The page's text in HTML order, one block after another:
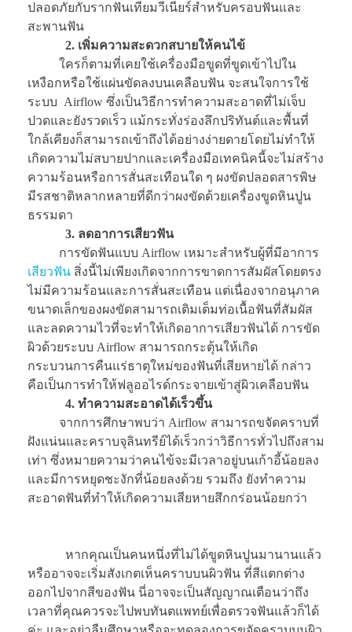
ปลอดภัยกับรากฟันเทียมวีเนียร์สำหรับครอบฟันและ
สะพานฟัน
2. เพิ่มความสะดวกสบายให้คนไข้
ใครก็ตามที่เคยใช้เครื่องมือขูดที่ขูดเข้าไปใน
เหงือกหรือใช้แผ่นขัดลงบนเคลือบฟัน จะสนใจการใช้
ระบบ Airflow ซึ่งเป็นวิธีการทำความสะอาดที่ไม่เจ็บ
ปวดและยังรวดเร็ว แม้กระทั่งร่องลึกปริทันต์และพื้นที่
ใกล้เคียงก็สามารถเข้าถึงได้อย่างง่ายดายโดยไม่ทำให้
เกิดความไม่สบายปากและเครื่องมือเทคนิคนี้จะไม่สร้าง
ความร้อนหรือการสั่นสะเทือนใด ๆ ผงขัดปลอดสารพิษ
มีรสชาติหลากหลายที่ดีกว่าผงขัดด้วยเครื่องขูดหินปูน
ธรรมดา
3. ลดอาการเสียวฟัน
การขัดฟันแบบ Airflow เหมาะสำหรับผู้ที่มีอาการ
เสียวฟัน สิ่งนี้ไม่เพียงเกิดจากการขาดการสัมผัสโดยตรง
ไม่มีความร้อนและการสั่นสะเทือน แต่เนื่องจากอนุภาค
ขนาดเล็กของผงขัดสามารถเติมเต็มท่อเนื้อฟันที่สัมผัส
และลดความไวที่จะทำให้เกิดอาการเสียวฟันได้ การขัด
ผิวด้วยระบบ Airflow สามารถกระตุ้นให้เกิด
กระบวนการคืนแร่ธาตุใหม่ของฟันที่เสียหายได้ กล่าว
คือเป็นการทำให้ฟลูออไรด์กระจายเข้าสู่ผิวเคลือบฟัน
4. ทำความสะอาดได้เร็วขึ้น
จากการศึกษาพบว่า Airflow สามารถขจัดคราบที่
ฝังแน่นและคราบจุลินทรีย์ได้เร็วกว่าวิธีการทั่วไปถึงสาม
เท่า ซึ่งหมายความว่าคนไข้จะมีเวลาอยู่บนเก้าอี้น้อยลง
และมีการหยุดชะงักที่น้อยลงด้วย รวมถึง ยังทำความ
สะอาดฟันที่ทำให้เกิดความเสียหายสึกกร่อนน้อยกว่า
หากคุณเป็นคนหนึ่งที่ไม่ได้ขูดหินปูนมานานแล้ว
หรืออาจจะเริ่มสังเกตเห็นคราบบนผิวฟัน ที่สีแตกต่าง
ออกไปจากสีของฟัน นี่อาจจะเป็นสัญญาณเตือนว่าถึง
เวลาที่คุณควรจะไปพบทันตแพทย์เพื่อตรวจฟันแล้วก็ได้